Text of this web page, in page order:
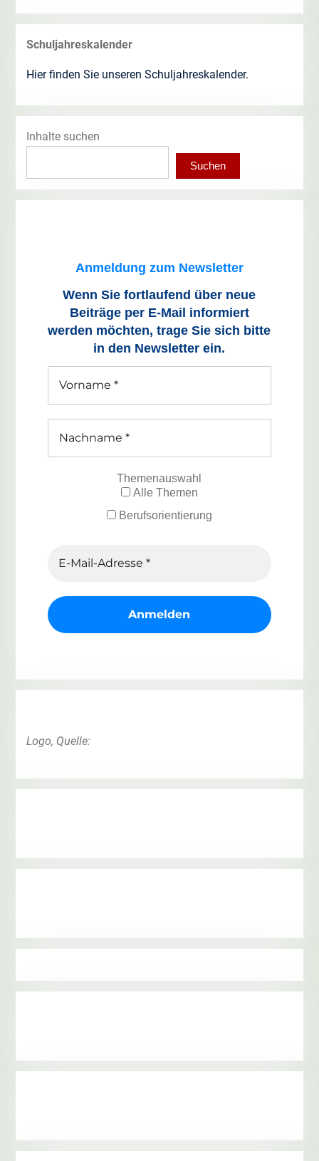
Schuljahreskalender
Hier finden Sie unseren Schuljahreskalender.
Inhalte suchen
Suchen
Anmeldung zum Newsletter
Wenn Sie fortlaufend über neue
Beiträge per E-Mail informiert
werden möchten, trage Sie sich bitte
in den Newsletter ein.
Themenauswahl
Alle Themen
Berufsorientierung
Logo, Quelle: